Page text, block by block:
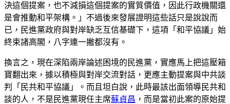
決這個提案，也不減損這個提案的實質價值，因此行政機關還
是會推動和平架構。」不過後來發展證明這些話只是說說而
已，民進黨政府與對岸缺乏互信基礎下，這項「和平協議」始
終束諸高閣，八字連一撇都沒有。
換言之，現在深陷兩岸論述困境的民進黨，實應馬上把這壓箱
寶翻出來，據以積極與對岸交流對話，更應主動提案與中共談
判「民共和平協議」。而且坦白說，此時最該出面領導民共和
談的人，不是民進黨現任主席蘇貞昌 ，而是當初此案的原始提